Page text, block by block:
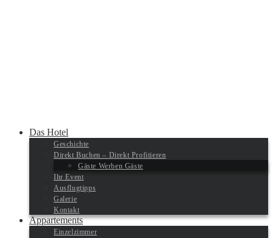
Das Hotel
Geschichte
Direkt Buchen – Direkt Profitieren
Gäste Werben Gäste
Ihr Event
Ausflugtipps
Galerie
Kontakt
Appartements
Einzelzimmer